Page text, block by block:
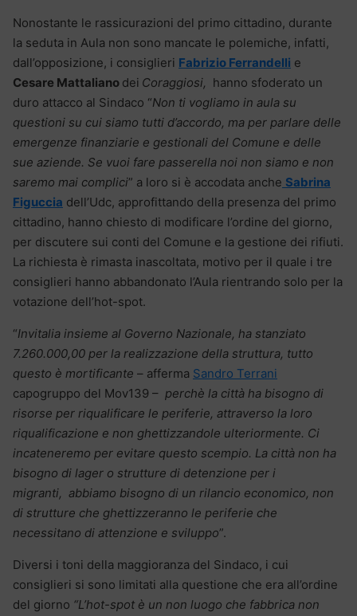
Nonostante le rassicurazioni del primo cittadino, durante
la seduta in Aula non sono mancate le polemiche, infatti,
dall’opposizione, i consiglieri Fabrizio Ferrandelli e
Cesare Mattaliano dei Coraggiosi, hanno sfoderato un
duro attacco al Sindaco “Non ti vogliamo in aula su
questioni su cui siamo tutti d’accordo, ma per parlare delle
emergenze finanziarie e gestionali del Comune e delle
sue aziende. Se vuoi fare passerella noi non siamo e non
saremo mai complici” a loro si è accodata anche Sabrina
Figuccia dell’Udc, approfittando della presenza del primo
cittadino, hanno chiesto di modificare l’ordine del giorno,
per discutere sui conti del Comune e la gestione dei rifiuti.
La richiesta è rimasta inascoltata, motivo per il quale i tre
consiglieri hanno abbandonato l’Aula rientrando solo per la
votazione dell’hot-spot.
“Invitalia insieme al Governo Nazionale, ha stanziato
7.260.000,00 per la realizzazione della struttura, tutto
questo è mortificante – afferma Sandro Terrani
capogruppo del Mov139 – perchè la città ha bisogno di
risorse per riqualificare le periferie, attraverso la loro
riqualificazione e non ghettizzandole ulteriormente. Ci
incateneremo per evitare questo scempio. La città non ha
bisogno di lager o strutture di detenzione per i
migranti, abbiamo bisogno di un rilancio economico, non
di strutture che ghettizzeranno le periferie che
necessitano di attenzione e sviluppo”.
Diversi i toni della maggioranza del Sindaco, i cui
consiglieri si sono limitati alla questione che era all’ordine
del giorno “L’hot-spot è un non luogo che fabbrica non